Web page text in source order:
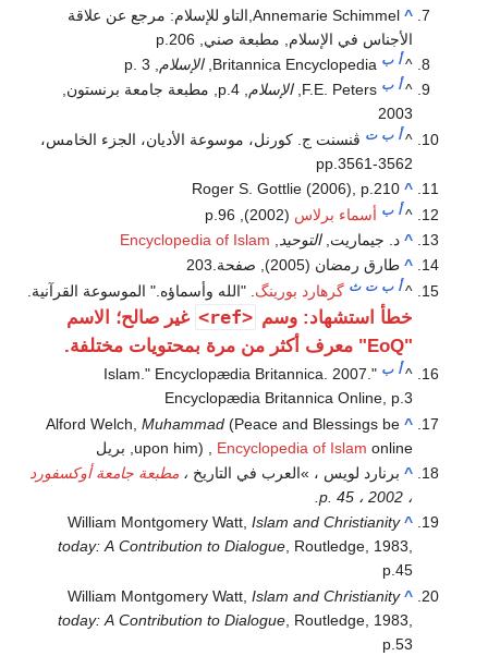
^
Annemarie Schimmel,التاو للإسلام: مرجع عن علاقة
الأجناس في الإسلام, مطبعة صني, p.206
^أ ب Britannica Encyclopedia, الإسلام
^أ ب F.E. Peters, الإسلام
, p.4, مطبعة جامعة برنستون,
2003
^أ ب ت ڤنسنت ج. كورنل، موسوعة الأديان، الجزء الخامس،
pp.3561-3562
^
Roger S. Gottlie (2006), p.210
^أ ب أسماء برلاس (2002), p.96
^ د. جيماريت,التوحيد
Encyclopedia of Islam
^ طارق رمضان (2005), صفحة.203
^أ ب ت ث گرهارد بورينگ . "الله وأسماؤه." الموسوعة القرآنية.
خطأ استشهاد: وسم <ref>
غير صالح؛ الاسم
"EoQ" معرف أكثر من مرة بمحتويات مختلفة.
^أ ب
"Islam." Encyclopædia Britannica. 2007.
Encyclopædia Britannica Online, p.3
^
Alford Welch,Muhammad (Peace and Blessings be
upon him) , Encyclopedia of Islam online, بريل
^ برنارد لويس ، »العرب في التاريخ ، مطبعة جامعة أوكسفورد
، 2002 ، p. 45.
^
William Montgomery Watt,Islam and Christianity
today: A Contribution to Dialogue, Routledge, 1983,
p.45
^
William Montgomery Watt,Islam and Christianity
today: A Contribution to Dialogue , Routledge, 1983,
p.53